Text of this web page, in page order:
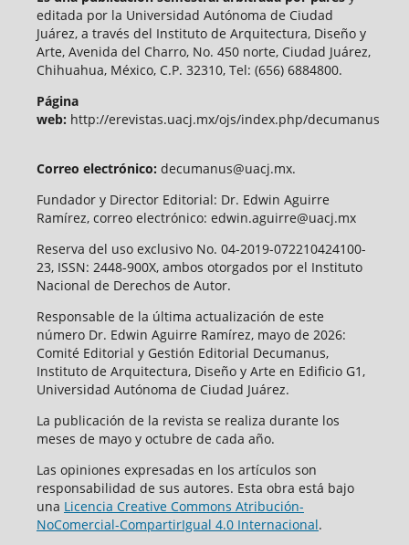
editada por la Universidad Autónoma de Ciudad
Juárez, a través del Instituto de Arquitectura, Diseño y
Arte, Avenida del Charro, No. 450 norte, Ciudad Juárez,
Chihuahua, México, C.P. 32310, Tel: (656) 6884800.
Página
web: http://erevistas.uacj.mx/ojs/index.php/decumanus
Correo electrónico: decumanus@uacj.mx.
Fundador y Director Editorial: Dr. Edwin Aguirre
Ramírez, correo electrónico: edwin.aguirre@uacj.mx
Reserva del uso exclusivo No. 04-2019-072210424100-
23, ISSN: 2448-900X, ambos otorgados por el Instituto
Nacional de Derechos de Autor.
Responsable de la última actualización de este
número Dr. Edwin Aguirre Ramírez, mayo de 2026:
Comité Editorial y Gestión Editorial Decumanus,
Instituto de Arquitectura, Diseño y Arte en Edificio G1,
Universidad Autónoma de Ciudad Juárez.
La publicación de la revista se realiza durante los
meses de mayo y octubre de cada año.
Las opiniones expresadas en los artículos son
responsabilidad de sus autores. Esta obra está bajo
una Licencia Creative Commons Atribución-
NoComercial-CompartirIgual 4.0 Internacional.